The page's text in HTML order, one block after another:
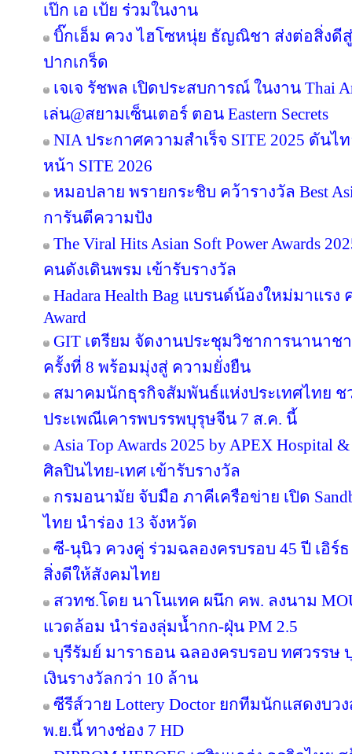
เป๊ก เอ เป้ย ร่วมในงาน
บิ๊กเอ็ม ควง ไฮโซหนุ่ย ธัญณิชา ส่งต่อสิ่งดี
ปากเกร็ด
เจเจ รัชพล เปิดประสบการณ์ ในงาน Thai
เล่น@สยามเซ็นเตอร์ ตอน Eastern Secrets
NIA ประกาศความสำเร็จ SITE 2025 ดัน
หน้า SITE 2026
หมอปลาย พรายกระชิบ คว้ารางวัล Best
การันตีความปัง
The Viral Hits Asian Soft Power Awards
คนดังเดินพรม เข้ารับรางวัล
Hadara Health Bag แบรนด์น้องใหม่มาแรง
Award
GIT เตรียม จัดงานประชุมวิชาการนานา
ครั้งที่ 8 พร้อมมุ่งสู่ ความยั่งยืน
สมาคมนักธุรกิจสัมพันธ์แห่งประเทศไทย
ประเพณีเคารพบรรพบุรุษจีน 7 ส.ค. นี้
Asia Top Awards 2025 by APEX
ศิลปินไทย-เทศ เข้ารับรางวัล
กรมอนามัย จับมือ ภาคีเครือข่าย เปิด
ไทย นำร่อง 13 จังหวัด
ซี-นุนิว ควงคู่ ร่วมฉลองครบรอบ 45 ปี เอิร์
สิ่งดีให้สังคมไทย
สวทช.โดย นาโนเทค ผนึก คพ. ลงนาม
แวดล้อม นำร่องลุ่มน้ำกก-ฝุ่น PM 2.5
บุรีรัมย์ มาราธอน ฉลองครบรอบ ทศวรรษ
เงินรางวัลกว่า 10 ล้าน
ซีรีส์วาย Lottery Doctor ยกทีมนักแสดงบว
พ.ย.นี้ ทางช่อง 7 HD